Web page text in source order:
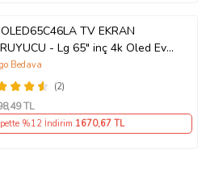
TV EKRAN
- Lg 65" inç 4k Oled Evo
Koruyucu
(2)
Bedava
,49 TL
%12 İndirim 1670,67 TL